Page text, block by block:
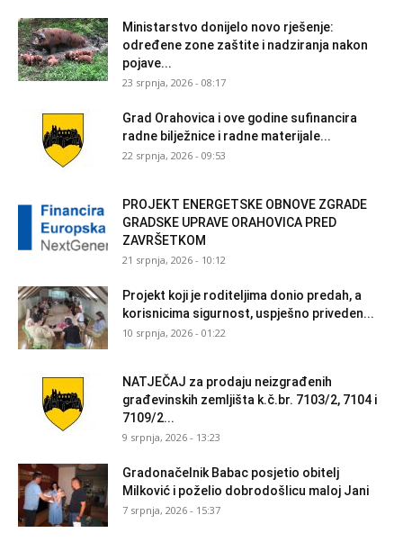
Ministarstvo donijelo novo rješenje:
određene zone zaštite i nadziranja nakon
pojave...
23 srpnja, 2026 - 08:17
Grad Orahovica i ove godine sufinancira
radne bilježnice i radne materijale...
22 srpnja, 2026 - 09:53
PROJEKT ENERGETSKE OBNOVE ZGRADE
GRADSKE UPRAVE ORAHOVICA PRED
ZAVRŠETKOM
21 srpnja, 2026 - 10:12
Projekt koji je roditeljima donio predah, a
korisnicima sigurnost, uspješno priveden...
10 srpnja, 2026 - 01:22
NATJEČAJ za prodaju neizgrađenih
građevinskih zemljišta k.č.br. 7103/2, 7104 i
7109/2...
9 srpnja, 2026 - 13:23
Gradonačelnik Babac posjetio obitelj
Milković i poželio dobrodošlicu maloj Jani
7 srpnja, 2026 - 15:37